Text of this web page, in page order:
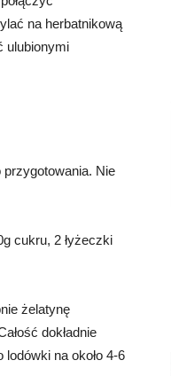
na herbatnikową
ulubionymi
przygotowania. Nie
cukru, 2 łyżeczki
żelatynę
dokładnie
na około 4-6